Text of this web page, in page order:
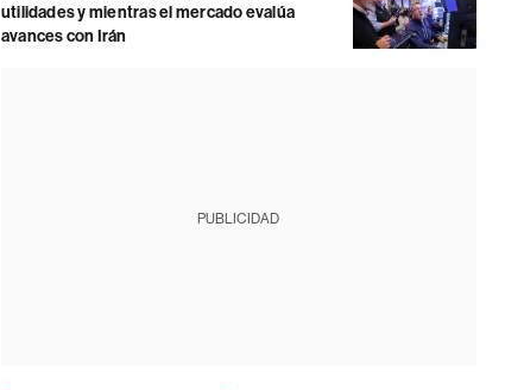
utilidades y mientras el mercado evalúa
avances con Irán
PUBLICIDAD